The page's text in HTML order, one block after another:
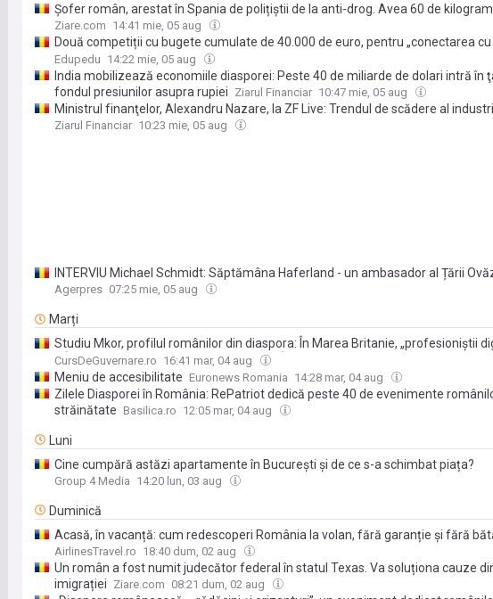
Șofer român, arestat în Spania de polițiștii de la anti-drog. Avea 60 de
marijuana în camion. Unde ascunsese drogurile
Ziare.com 14:41 mie, 05 aug
Două competiții cu bugete cumulate de 40.000 de euro, pentru „conectarea
științifică”, anunțate de Autoritatea Națională pentru Cercetare. Banii – pentru
transportul, cazarea și diurna cercetătorilor participanți
Edupedu 14:22 mie, 05 aug
India mobilizează economiile diasporei: Peste 40 de miliarde de dolari intră în
fondul presiunilor asupra rupiei Ziarul Financiar 10:47 mie, 05 aug
Ministrul finanţelor, Alexandru Nazare, la ZF Live: Trendul de scădere al
reversat. Avem scheme de sprijin pentru românii din diaspora, pentru investiţii
Ziarul Financiar 10:23 mie, 05 aug
INTERVIU Michael Schmidt: Săptămâna Haferland - un ambasador al Țării
platformă de promovare pentru antreprenorii locali
Agerpres 07:25 mie, 05 aug
Marți
Studiu Mkor, profilul românilor din diaspora: În Marea Britanie, „profesioniștii
– În Germania, „specialiștii pragmatici” – În Italia, ”veteranii nostalgici”.
CursDeGuvernare.ro 16:41 mar, 04 aug
Meniu de accesibilitate Euronews Romania 14:28 mar, 04 aug
Zilele Diasporei în România: RePatriot dedică peste 40 de evenimente
străinătate Basilica.ro 12:05 mar, 04 aug
Luni
Cine cumpără astăzi apartamente în București și de ce s-a schimbat piața?
Group 4 Media 14:20 lun, 03 aug
Duminică
Acasă, în vacanță: cum redescoperi România la volan, fără garanție și fără
AirlinesTravel.ro 18:40 dum, 02 aug
Un român a fost numit judecător federal în statul Texas. Va soluționa cauze
imigrației Ziare.com 08:21 dum, 02 aug